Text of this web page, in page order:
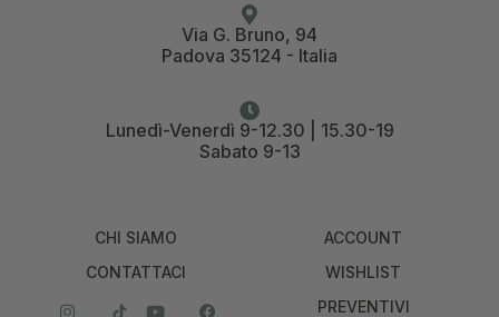
Via G. Bruno, 94
Padova 35124 - Italia
Lunedì-Venerdì 9-12.30 | 15.30-19
Sabato 9-13
CHI SIAMO
CONTATTACI
ACCOUNT
WISHLIST
PREVENTIVI